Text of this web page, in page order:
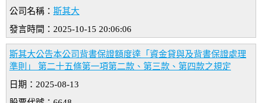
公司名稱： 斯其大
發言時間：2025-10-15 20:06:06
斯其大公告本公司背書保證額度達「資金貸與及背書保證處理
準則」 第二十五條第一項第二款、第三款、第四款之規定
日期：2025-08-13